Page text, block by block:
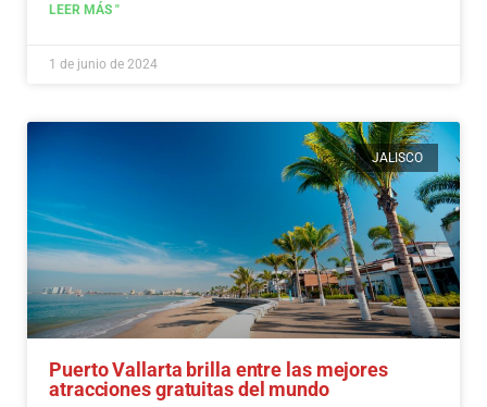
LEER MÁS "
1 de junio de 2024
JALISCO
Puerto Vallarta brilla entre las mejores
atracciones gratuitas del mundo